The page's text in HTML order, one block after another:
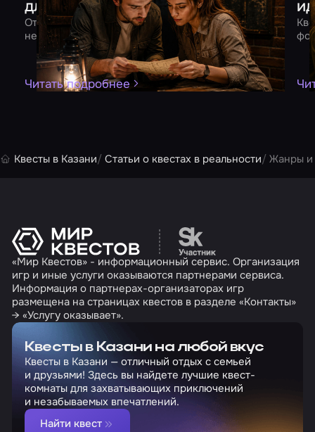
для двоих
От квеста до романтического ужина – 10 идей для
незабываемого вечера вдвоем
Читать подробнее
Квесты в Казани Статьи о квестах в реальности Жанры и
Перейти на сайт
«Мир Квестов» - информационный сервис. Организация
игр и иные услуги оказываются партнерами сервиса.
Информация о партнерах-организаторах игр
размещена на страницах квестов в разделе «Контакты»
→ «Услугу оказывает».
Квесты в Казани на любой вкус
Квесты в Казани — отличный отдых с семьей
и друзьями! Здесь вы найдете лучшие квест-
комнаты для захватывающих приключений
и незабываемых впечатлений.
Найти квест